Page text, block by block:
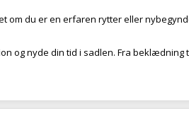
om du er en erfaren rytter eller
og nyde din tid i sadlen. Fra beklædning